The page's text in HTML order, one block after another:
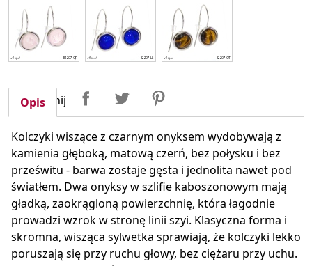
Udostępnij UdostępnijTweetuj
Opis
Kolczyki wiszące z czarnym onyksem wydobywają z
kamienia głęboką, matową czerń, bez połysku i bez
prześwitu - barwa zostaje gęsta i jednolita nawet pod
światłem. Dwa onyksy w szlifie kaboszonowym mają
gładką, zaokrągloną powierzchnię, która łagodnie
prowadzi wzrok w stronę linii szyi. Klasyczna forma i
skromna, wisząca sylwetka sprawiają, że kolczyki lekko
poruszają się przy ruchu głowy, bez ciężaru przy uchu.